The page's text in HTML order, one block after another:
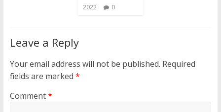
2022
0
Leave a Reply
Your email address will not be published. Required
fields are marked *
Comment*